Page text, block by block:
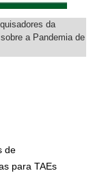
da
a Pandemia de
de
para TAEs